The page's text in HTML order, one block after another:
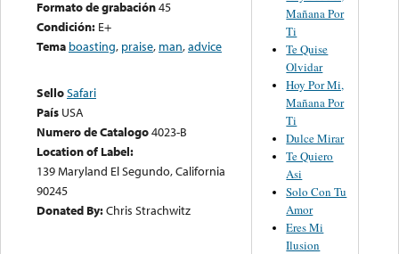
Formato de grabación45
Condición: E+
Tema boasting, praise, man,advice
SelloSafari
País USA
Numero de Catalogo4023-B
Location of Label:
139 Maryland El Segundo, California
90245
Donated By:Chris Strachwitz
Mañana Por
Ti
Te Quise
Olvidar
Hoy Por Mi,
Mañana Por
Ti
Dulce Mirar
Te Quiero
Asi
Solo Con Tu
Amor
Eres Mi
Ilusion